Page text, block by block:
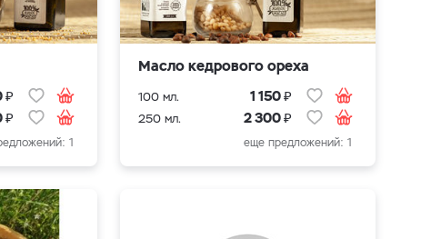
₽
₽
1
Масло кедрового ореха
100 мл. 1 150₽
250 мл. 2 300₽
еще предложений: 1